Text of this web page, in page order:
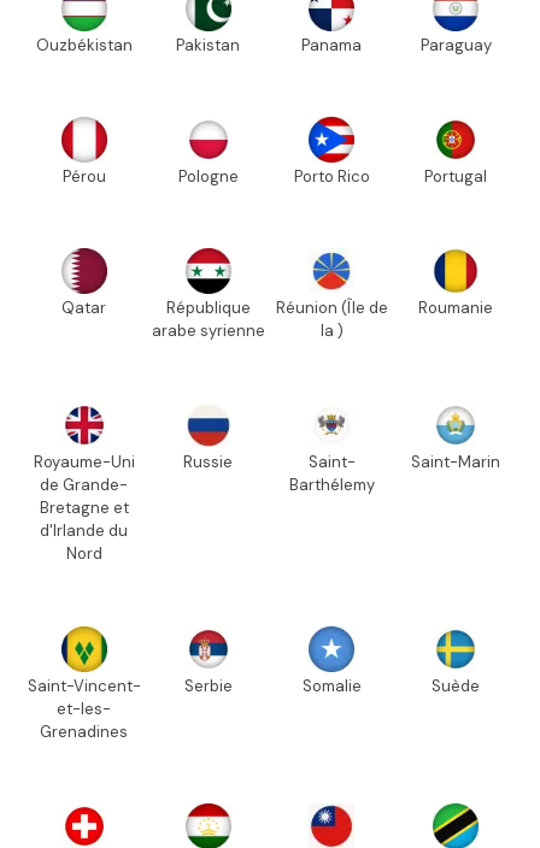
Ouzbékistan Pakistan Panama Paraguay
Pérou Pologne Porto Rico Portugal
Qatar
République
arabe syrienne
Réunion (Île de
la )
Roumanie
Royaume-Uni
de Grande-
Bretagne et
d'Irlande du
Nord
Russie
Saint-
Barthélemy
Saint-Marin
Saint-Vincent-
et-les-
Grenadines
Serbie Somalie Suède